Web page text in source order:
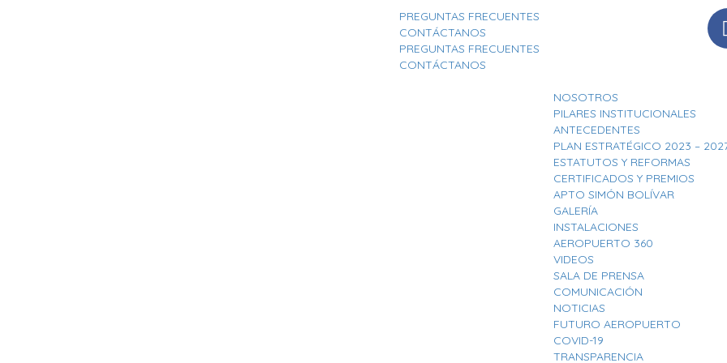
PREGUNTAS FRECUENTES
CONTÁCTANOS
PREGUNTAS FRECUENTES
CONTÁCTANOS
NOSOTROS
PILARES INSTITUCIONALES
ANTECEDENTES
PLAN ESTRATÉGICO 2023 –
ESTATUTOS Y REFORMAS
CERTIFICADOS Y PREMIOS
APTO SIMÓN BOLÍVAR
GALERÍA
INSTALACIONES
AEROPUERTO 360
VIDEOS
SALA DE PRENSA
COMUNICACIÓN
NOTICIAS
FUTURO AEROPUERTO
COVID-19
TRANSPARENCIA